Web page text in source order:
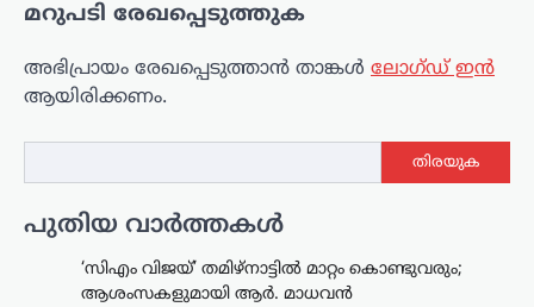
മറുപടി രേഖപ്പെടുത്തുക
അഭിപ്രായം രേഖപ്പെടുത്താ‍ൻ താങ്കൾ ലോഗ്ഡ് ഇൻ
ആയിരിക്കണം.
തിരയുക
പുതിയ വാർത്തകൾ
‘സിഎം വിജയ്’ തമിഴ്നാട്ടിൽ മാറ്റം കൊണ്ടുവരും;
ആശംസകളുമായി ആർ. മാധവൻ
ട്രെൻഡിംഗ്,ദേശീയം,ലേറ്റസ്റ്റ് ന്യൂസ്
മെഹബൂബ മുഫ്തി
ത്രിവർണ്ണ പതാക
തലകീഴായി പിടിച്ചു;
‘തീവ്രവാദി’ എന്ന് വിളിച്ച്
ഗിരിരാജ് സിംഗ്